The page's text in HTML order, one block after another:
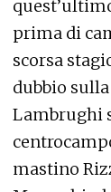
prima di
scorsa
dubbio
Lambrughi
mastino